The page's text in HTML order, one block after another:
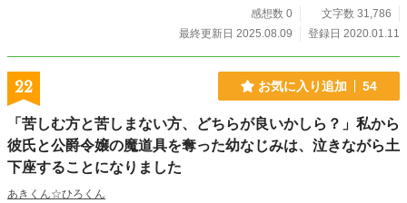
回は受付有りにしておきますのでご質問下さい。ただし「本編のネタバレになる
から言えません」「そんな事考えてませんでした」「そういうものだと納得して
い。いろんな意味できつくなったら受付は中止させていただきます。 ・独自性
の強い一部単語は置き換えられています。 ・基本本編優先なのであまりにも需
要がない場合（ペースの関係上今回はお気に入り数で判断します。……どれくら
いが妥当だろう？ 前回適当すぎたからなぁ）本編の方で使える可能性がある以
上追加はやめますし、本編の進み具合によっては一部および全体を予告なく非公
開にする可能性があります（なのでしおり使用のみは推奨しませんし数も考慮し
ません）。もっとも後者は順当に行ってもずいぶん先の話ですし、場合によって
は本編の方がこちらに来るか中断する可能性もありますが。 ただいま諸事情
感想数 0
文字数 31,786
最終更新日 2025.08.09
登録日 2020.01.11
22 お気に入り追加 54
「苦しむ方と苦しまない方、どちらが良いかしら？」私から
彼氏と公爵令嬢の魔道具を奪った幼なじみは、泣きながら土
下座することになりました
あきくん☆ひろくん